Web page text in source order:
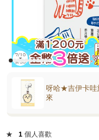
呀哈★吉伊卡哇
來
★ 1 個人喜歡